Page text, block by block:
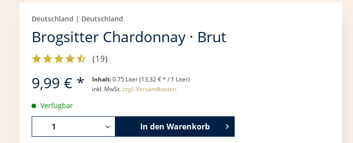
Deutschland | Deutschland
Brogsitter Chardonnay · Brut
(19)
9,99 € * Inhalt:0.75 Liter (13,32 € * / 1 Liter)
inkl. MwSt.zzgl. Versandkosten
Verfügbar
In den Warenkorb